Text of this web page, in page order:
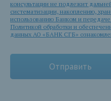
консультации не подлежит
систематизации, накоплению,
использованию Банком и
Политикой обработки и
данных АО «БАНК СГБ»